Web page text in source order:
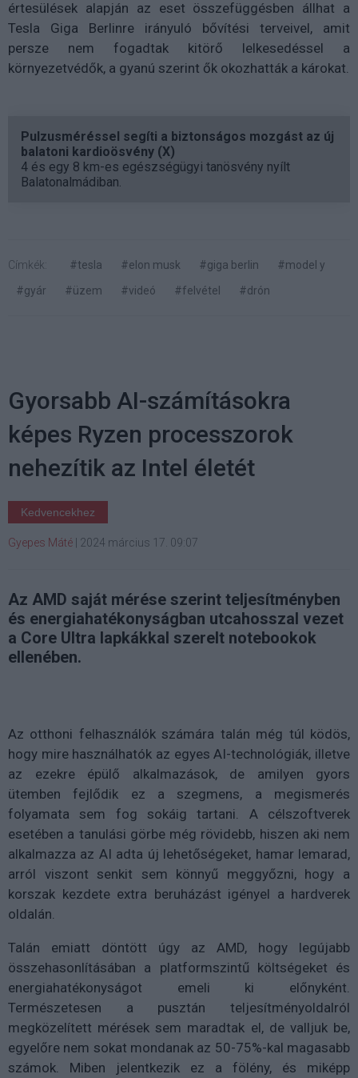
értesülések alapján az eset összefüggésben állhat a
Tesla Giga Berlinre irányuló bővítési terveivel, amit
persze nem fogadtak kitörő lelkesedéssel a
környezetvédők, a gyanú szerint ők okozhatták a károkat.
Pulzusméréssel segíti a biztonságos mozgást az új
balatoni kardioösvény (X)
4 és egy 8 km-es egészségügyi tanösvény nyílt
Balatonalmádiban.
Címkék: #tesla #elon musk #giga berlin
#model y
#gyár
#üzem #videó #felvétel #drón
Gyorsabb AI-számításokra
képes Ryzen processzorok
nehezítik az Intel életét
Kedvencekhez
Gyepes Máté 2024 március 17. 09:07
Az AMD saját mérése szerint teljesítményben
és energiahatékonyságban utcahosszal vezet
a Core Ultra lapkákkal szerelt notebookok
ellenében.
Az otthoni felhasználók számára talán még túl ködös,
hogy mire használhatók az egyes AI-technológiák, illetve
az ezekre épülő alkalmazások, de amilyen gyors
ütemben fejlődik ez a szegmens, a megismerés
folyamata sem fog sokáig tartani. A célszoftverek
esetében a tanulási görbe még rövidebb, hiszen aki nem
alkalmazza az AI adta új lehetőségeket, hamar lemarad,
arról viszont senkit sem könnyű meggyőzni, hogy a
korszak kezdete extra beruházást igényel a hardverek
oldalán.
Talán emiatt döntött úgy az AMD, hogy legújabb
összehasonlításában a platformszintű költségeket és
energiahatékonyságot emeli ki előnyként.
Természetesen a pusztán teljesítményoldalról
megközelített mérések sem maradtak el, de valljuk be,
egyelőre nem sokat mondanak az 50-75%-kal magasabb
számok. Miben jelentkezik ez a fölény, és miképp